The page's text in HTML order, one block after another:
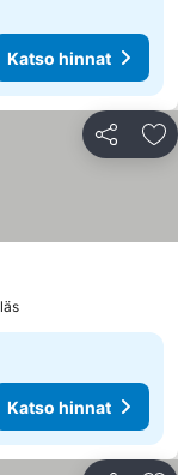
Katso hinnat
Jaa
Katso hinnat